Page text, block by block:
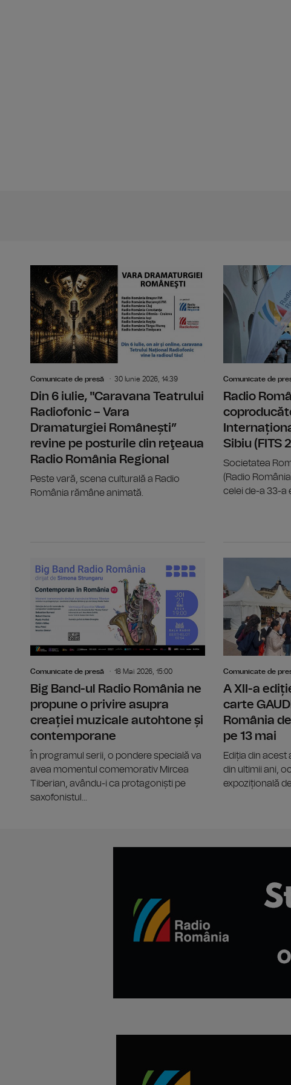
Comunicate de presă 30 Iunie 2026, 14:39
Din 6 iulie, "Caravana Teatrului
Radiofonic – Vara
Dramaturgiei Românești”
revine pe posturile din reţeaua
Radio România Regional
Peste vară, scena culturală a Radio
România rămâne animată.
Comunicate de
Radio
Sibiu (FITS
Societatea
(Radio
celei de-a 33-a
Comunicate de presă 18 Mai 2026, 15:00
Big Band-ul Radio România ne
propune o privire asupra
creației muzicale autohtone și
contemporane
În programul serii, o pondere specială va
avea momentul comemorativ Mircea
Tiberian, avându-i ca protagoniști pe
saxofonistul...
Comunicate de
A XII-a
carte
România
pe 13 mai
Ediția din
din ultimii ani,
expozițională